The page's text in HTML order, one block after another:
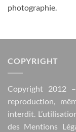
photographie.
COPYRIGHT
Copyright 2012
reproduction,
interdit.
des Mentions